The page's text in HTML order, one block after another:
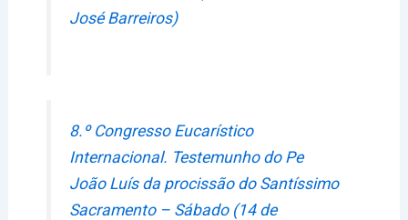
José Barreiros)
8.º Congresso Eucarístico
Internacional. Testemunho do Pe
João Luís da procissão do Santíssimo
Sacramento – Sábado (14 de